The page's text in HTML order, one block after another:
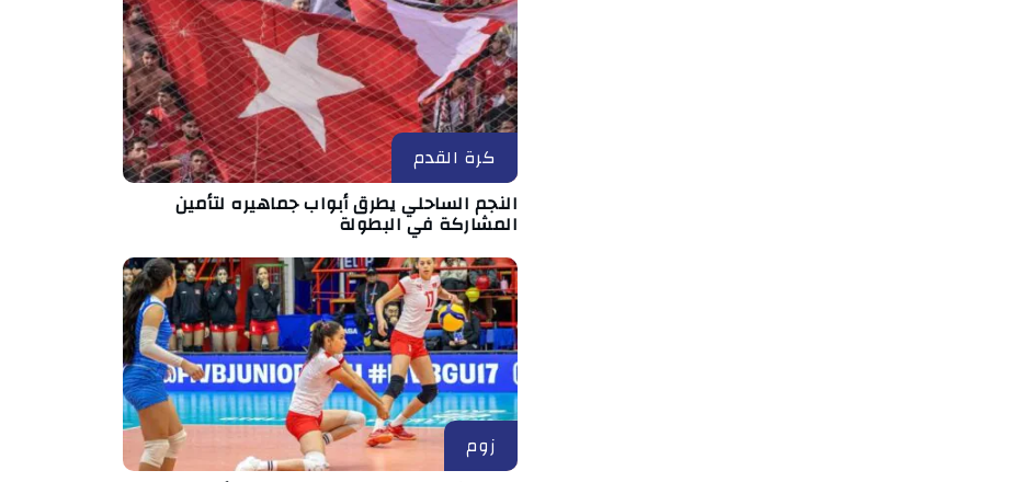
كرة القدم
النجم الساحلي يطرق أبواب جماهيره لتأمين
المشاركة في البطولة
زوم